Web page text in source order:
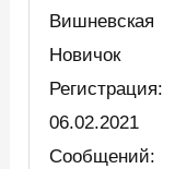
Вишневская
Новичок
Регистрация:
06.02.2021
Сообщений: